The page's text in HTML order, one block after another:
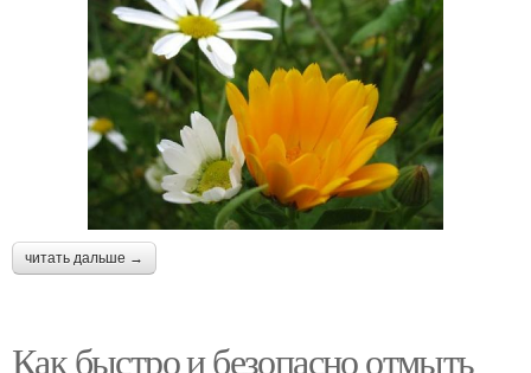
читать дальше →
Как быстро и безопасно отмыть